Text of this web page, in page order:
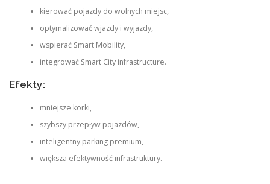
kierować pojazdy do wolnych miejsc,
optymalizować wjazdy i wyjazdy,
wspierać Smart Mobility,
integrować Smart City infrastructure.
Efekty:
mniejsze korki,
szybszy przepływ pojazdów,
inteligentny parking premium,
większa efektywność infrastruktury.